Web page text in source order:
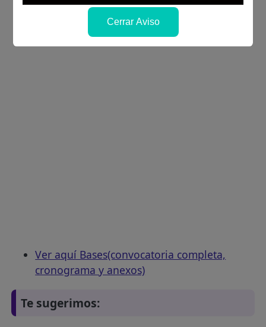
Ver aquí Bases(convocatoria completa,
cronograma y anexos)
Te sugerimos:
Cerrar Aviso